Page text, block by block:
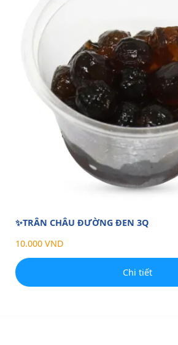
✨TRÂN CHÂU ĐƯỜNG ĐEN 3Q
10.000 VND
Chi tiết